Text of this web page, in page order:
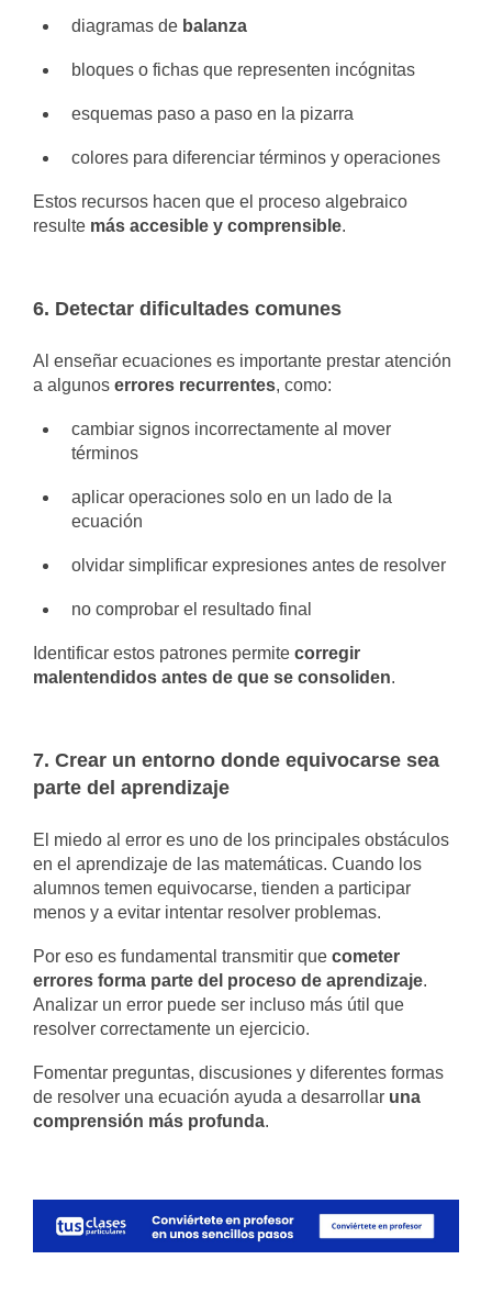
diagramas de balanza
bloques o fichas que representen incógnitas
esquemas paso a paso en la pizarra
colores para diferenciar términos y operaciones
Estos recursos hacen que el proceso algebraico
resulte más accesible y comprensible.
6. Detectar dificultades comunes
Al enseñar ecuaciones es importante prestar atención
a algunos errores recurrentes, como:
cambiar signos incorrectamente al mover
términos
aplicar operaciones solo en un lado de la
ecuación
olvidar simplificar expresiones antes de resolver
no comprobar el resultado final
Identificar estos patrones permite corregir
malentendidos antes de que se consoliden.
7. Crear un entorno donde equivocarse sea
parte del aprendizaje
El miedo al error es uno de los principales obstáculos
en el aprendizaje de las matemáticas. Cuando los
alumnos temen equivocarse, tienden a participar
menos y a evitar intentar resolver problemas.
Por eso es fundamental transmitir que cometer
errores forma parte del proceso de aprendizaje.
Analizar un error puede ser incluso más útil que
resolver correctamente un ejercicio.
Fomentar preguntas, discusiones y diferentes formas
de resolver una ecuación ayuda a desarrollar una
comprensión más profunda.